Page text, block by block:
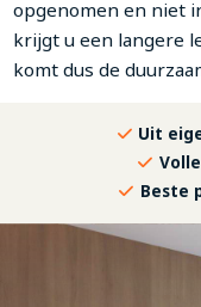
opgenomen en niet
krijgt u een langere
komt dus de
Uit
Beste